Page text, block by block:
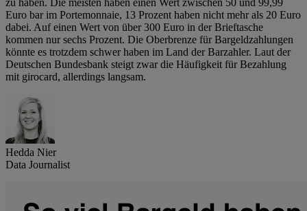
zu haben. Die meisten haben einen Wert zwischen 50 und 99,99
Euro bar im Portemonnaie, 13 Prozent haben nicht mehr als 20 Euro
dabei. Auf einen Wert von über 300 Euro in der Brieftasche
kommen nur sechs Prozent. Die Oberbrenze für Bargeldzahlungen
könnte es trotzdem schwer haben im Land der Barzahler. Laut der
Deutschen Bundesbank steigt zwar die Häufigkeit für Bezahlung
mit girocard, allerdings langsam.
Hedda Nier
Data Journalist